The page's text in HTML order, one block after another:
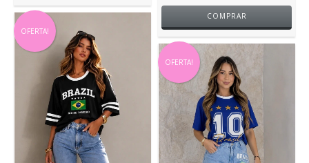
COMPRAR
OFERTA!
OFERTA!